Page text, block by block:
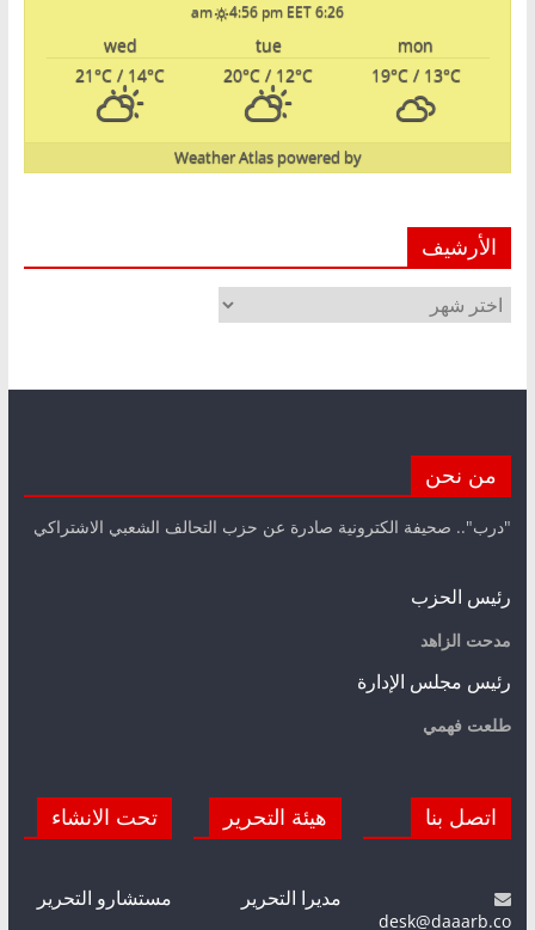
6:26 am
4:56 pm EET
mon
tue
wed
19°C/ 13°C
20°C / 12°C
21°C / 14°C
powered by
Weather Atlas
الأرشيف
الأرشيف
من نحن
"درب".. صحيفة الكترونية صادرة عن حزب التحالف الشعبي الاشتراكي
رئيس الحزب
مدحت الزاهد
رئيس مجلس الإدارة
طلعت فهمي
اتصل بنا
desk@daaarb.co
هيئة التحرير
مديرا التحرير
تحت الانشاء
مستشارو التحرير